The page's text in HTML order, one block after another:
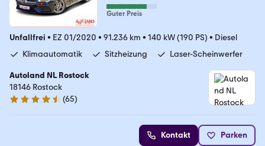
Guter Preis
Unfallfrei • EZ 01/2020 • 91.236 km • 140 kW (190 PS) • Diesel
Klimaautomatik
Sitzheizung Laser-Scheinwerfer
Autoland NL Rostock
18146 Rostock
4.6 Sterne
(65)
Kontakt Parken